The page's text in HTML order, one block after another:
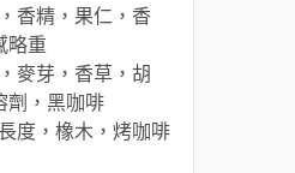
香精，果仁，香
略重
麥芽，香草，胡
劑，黑咖啡
度，橡木，烤咖啡